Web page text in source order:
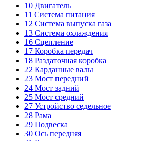
10 Двигатель
11 Система питания
12 Система выпуска газа
13 Система охлаждения
16 Сцепление
17 Коробка передач
18 Раздаточная коробка
22 Карданные валы
23 Мост передний
24 Мост задний
25 Мост средний
27 Устройство седельное
28 Рама
29 Подвеска
30 Ось передняя